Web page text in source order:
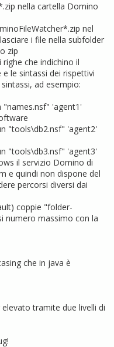
nella cartella Domino
nel
i file nella subfolder
zip
che indichino il
le sintassi dei rispettivi
ad esempio:
"names.nsf" 'agent1'
"tools\db2.nsf" 'agent2'
"tools\db3.nsf" 'agent3'
il servizio Domino di
e quindi non dispone del
percorsi diversi dai
coppie "folder-
numero massimo con la
che in java è
tramite due livelli di